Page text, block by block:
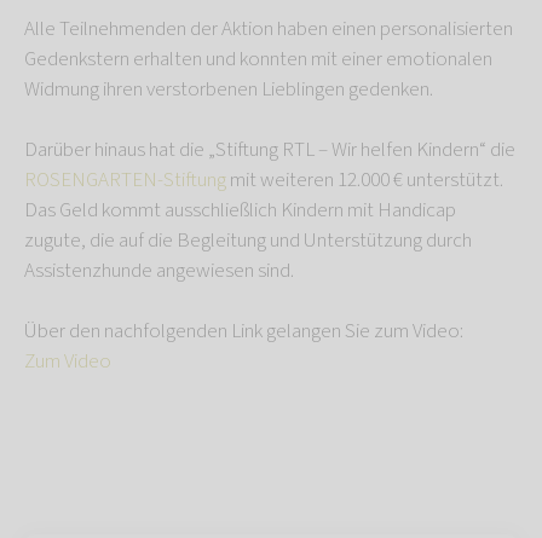
Alle Teilnehmenden der Aktion haben einen personalisierten
Gedenkstern erhalten und konnten mit einer emotionalen
Widmung ihren verstorbenen Lieblingen gedenken.
Darüber hinaus hat die „Stiftung RTL – Wir helfen Kindern“ die
ROSENGARTEN-Stiftungmit weiteren 12.000 € unterstützt.
Das Geld kommt ausschließlich Kindern mit Handicap
zugute, die auf die Begleitung und Unterstützung durch
Assistenzhunde angewiesen sind.
Über den nachfolgenden Link gelangen Sie zum Video:
Zum Video